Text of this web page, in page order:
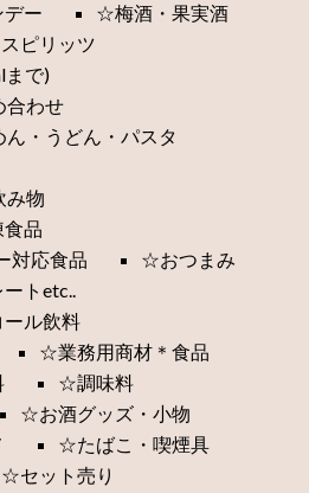
ー
☆梅酒・果実酒
ピリッツ
で)
わせ
・うどん・パスタ
物
品
対応食品
☆おつまみ
トetc..
ル飲料
☆業務用商材＊食品
☆調味料
☆お酒グッズ・小物
☆たばこ・喫煙具
☆セット売り